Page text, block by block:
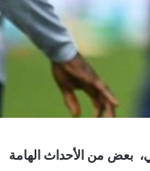
بعض من الأحداث الهامة